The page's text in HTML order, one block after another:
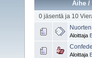
Aihe /
0 jäsentä ja 10
Aloittaja
Aloittaja